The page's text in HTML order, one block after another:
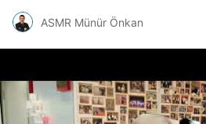
ASMR Münür Önkan